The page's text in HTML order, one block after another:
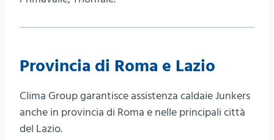
Provincia di Roma e Lazio
Clima Group garantisce assistenza caldaie Junkers
anche in provincia di Roma e nelle principali città
del Lazio.